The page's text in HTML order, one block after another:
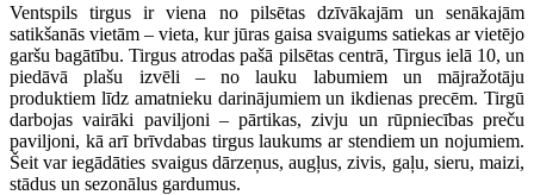
Ventspils tirgus ir viena no pilsētas dzīvākajām un senākajām
satikšanās vietām – vieta, kur jūras gaisa svaigums satiekas ar vietējo
garšu bagātību. Tirgus atrodas pašā pilsētas centrā, Tirgus ielā 10, un
piedāvā plašu izvēli – no lauku labumiem un mājražotāju
produktiem līdz amatnieku darinājumiem un ikdienas precēm. Tirgū
darbojas vairāki paviljoni – pārtikas, zivju un rūpniecības preču
paviljoni, kā arī brīvdabas tirgus laukums ar stendiem un nojumiem.
Šeit var iegādāties svaigus dārzeņus, augļus, zivis, gaļu, sieru, maizi,
stādus un sezonālus gardumus.